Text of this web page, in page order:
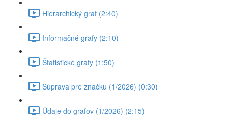
Hierarchický graf (2:40)
Informačné grafy (2:10)
Štatistické grafy (1:50)
Súprava pre značku (1/2026) (0:30)
Údaje do grafov (1/2026) (2:15)